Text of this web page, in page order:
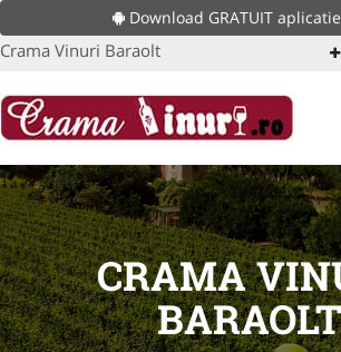
Download GRATUIT
Crama Vinuri Baraolt
CRAMA
BARAOLT